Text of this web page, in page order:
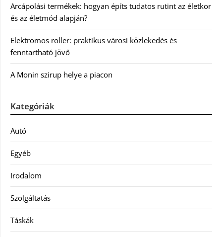
Arcápolási termékek: hogyan építs tudatos rutint az életkor
és az életmód alapján?
Elektromos roller: praktikus városi közlekedés és
fenntartható jövő
A Monin szirup helye a piacon
Kategóriák
Autó
Egyéb
Irodalom
Szolgáltatás
Táskák